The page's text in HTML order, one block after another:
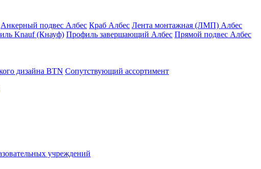
Анкерный подвес Албес Краб Албес Лента монтажная (ЛМП) Албес
Knauf (Кнауф) Профиль завершающий Албес Прямой подвес Албес
дизайна ВТN Сопутствующий ассортимент
учреждений